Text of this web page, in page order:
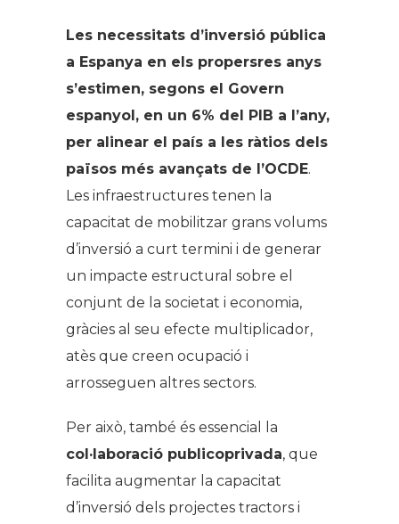
Les necessitats d’inversió pública
a Espanya en els propersres anys
s’estimen, segons el Govern
espanyol, en un 6% del PIB a l’any,
per alinear el país a les ràtios dels
països més avançats de l’OCDE.
Les infraestructures tenen la
capacitat de mobilitzar grans volums
d’inversió a curt termini i de generar
un impacte estructural sobre el
conjunt de la societat i economia,
gràcies al seu efecte multiplicador,
atès que creen ocupació i
arrosseguen altres sectors.
Per això, també és essencial la
col·laboració publicoprivada, que
facilita augmentar la capacitat
d’inversió dels projectes tractors i